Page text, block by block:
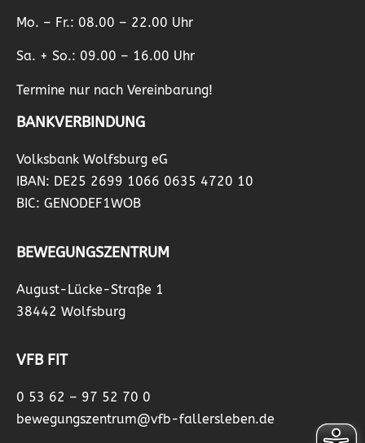
Mo. – Fr.: 08.00 – 22.00 Uhr
Sa. + So.: 09.00 – 16.00 Uhr
Termine nur nach Vereinbarung!
BANKVERBINDUNG
Volksbank Wolfsburg eG
IBAN: DE25 2699 1066 0635 4720 10
BIC: GENODEF1WOB
BEWEGUNGSZENTRUM
August-Lücke-Straße 1
38442 Wolfsburg
VFB FIT
0 53 62 – 97 52 70 0
bewegungszentrum@vfb-fallersleben.de